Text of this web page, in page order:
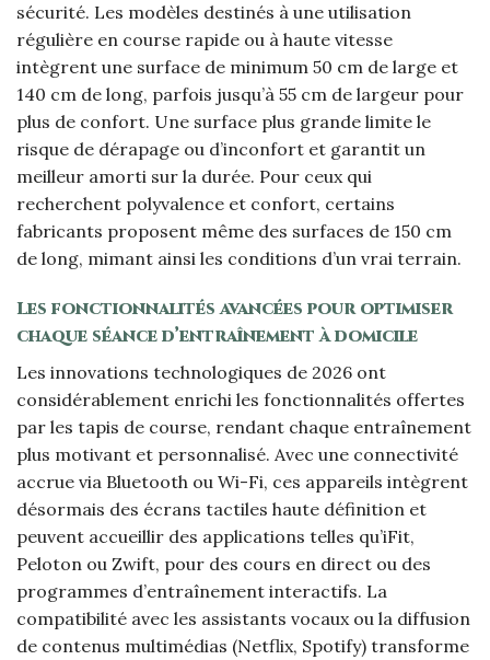
sécurité. Les modèles destinés à une utilisation
régulière en course rapide ou à haute vitesse
intègrent une surface de minimum 50 cm de large et
140 cm de long, parfois jusqu’à 55 cm de largeur pour
plus de confort. Une surface plus grande limite le
risque de dérapage ou d’inconfort et garantit un
meilleur amorti sur la durée. Pour ceux qui
recherchent polyvalence et confort, certains
fabricants proposent même des surfaces de 150 cm
de long, mimant ainsi les conditions d’un vrai terrain.
Les fonctionnalités avancées pour optimiser
chaque séance d’entraînement à domicile
Les innovations technologiques de 2026 ont
considérablement enrichi les fonctionnalités offertes
par les tapis de course, rendant chaque entraînement
plus motivant et personnalisé. Avec une connectivité
accrue via Bluetooth ou Wi-Fi, ces appareils intègrent
désormais des écrans tactiles haute définition et
peuvent accueillir des applications telles qu’iFit,
Peloton ou Zwift, pour des cours en direct ou des
programmes d’entraînement interactifs. La
compatibilité avec les assistants vocaux ou la diffusion
de contenus multimédias (Netflix, Spotify) transforme